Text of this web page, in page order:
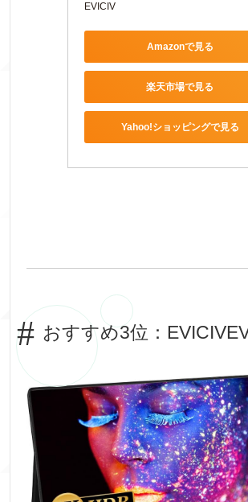
EVICIV
Amazonで見る
楽天市場で見る
Yahoo!ショッピングで見る
おすすめ3位：